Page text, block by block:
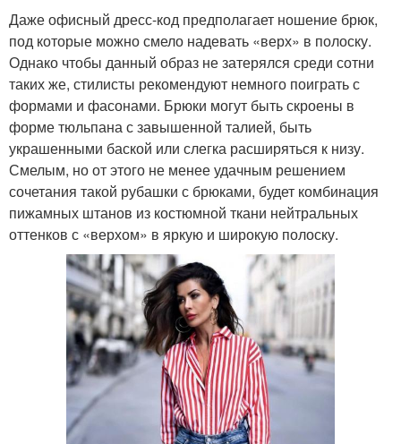
Даже офисный дресс-код предполагает ношение брюк,
под которые можно смело надевать «верх» в полоску.
Однако чтобы данный образ не затерялся среди сотни
таких же, стилисты рекомендуют немного поиграть с
формами и фасонами. Брюки могут быть скроены в
форме тюльпана с завышенной талией, быть
украшенными баской или слегка расширяться к низу.
Смелым, но от этого не менее удачным решением
сочетания такой рубашки с брюками, будет комбинация
пижамных штанов из костюмной ткани нейтральных
оттенков с «верхом» в яркую и широкую полоску.